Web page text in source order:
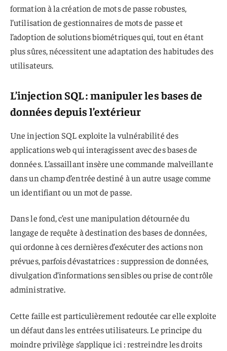
formation à la création de mots de passe robustes,
l’utilisation de gestionnaires de mots de passe et
l’adoption de solutions biométriques qui, tout en étant
plus sûres, nécessitent une adaptation des habitudes des
utilisateurs.
L’injection SQL : manipuler les bases de
données depuis l’extérieur
Une injection SQL exploite la vulnérabilité des
applications web qui interagissent avec des bases de
données. L’assaillant insère une commande malveillante
dans un champ d’entrée destiné à un autre usage comme
un identifiant ou un mot de passe.
Dans le fond, c’est une manipulation détournée du
langage de requête à destination des bases de données,
qui ordonne à ces dernières d’exécuter des actions non
prévues, parfois dévastatrices : suppression de données,
divulgation d’informations sensibles ou prise de contrôle
administrative.
Cette faille est particulièrement redoutée car elle exploite
un défaut dans les entrées utilisateurs. Le principe du
moindre privilège s’applique ici : restreindre les droits